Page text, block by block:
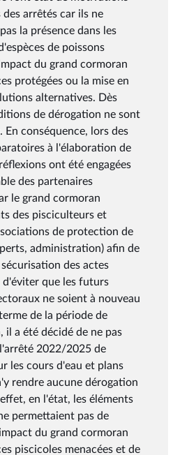
arrêtés car ils ne
la présence dans les
de poissons
du grand cormoran
protégées ou la mise en
alternatives. Dès
de dérogation ne sont
En conséquence, lors des
à l'élaboration de
ont été engagées
des partenaires
le grand cormoran
des pisciculteurs et
de protection de
administration) afin de
des actes
d'éviter que les futurs
ne soient à nouveau
de la période de
il a été décidé de ne pas
2022/2025 de
les cours d'eau et plans
rendre aucune dérogation
en l'état, les éléments
permettaient pas de
du grand cormoran
piscicoles menacées et de